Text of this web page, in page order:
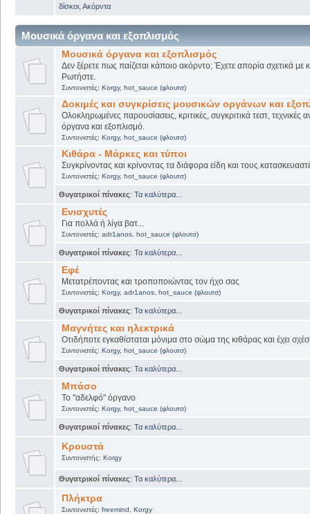
δίσκοι Ακόρντα
Μουσικά όργανα και εξοπλισμός
Μουσικά όργανα και εξοπλισμός
Δεν ξέρετε πως παίζεται κάποιο ακόρντο; Έχετε απορία σχετικά
Ρωτήστε.
Συντονιστές: Korgy, hot_sauce (φλουτσ)
Δοκιμές και συγκρίσεις μουσικών οργάνων και
Ολοκληρωμένες παρουσίασεις, κριτικές, συγκριτικά τεστ, τεχνικές
όργανα και εξοπλισμό.
Συντονιστές: Korgy, hot_sauce (φλουτσ)
Κιθάρα - Μάρκες και τύποι
Συγκρίνοντας και κρίνοντας τα διάφορα είδη και τους
Συντονιστές: Korgy, hot_sauce (φλουτσ)
Θυγατρικοί πίνακες: Τα καλύτερα...
Ενισχυτές
Για πολλά ή λίγα βατ...
Συντονιστές: adr1anos, hot_sauce (φλουτσ)
Θυγατρικοί πίνακες: Τα καλύτερα...
Εφέ
Μετατρέποντας και τροποποιώντας τον ήχο σας
Συντονιστές: Korgy, adr1anos, hot_sauce (φλουτσ)
Θυγατρικοί πίνακες: Τα καλύτερα...
Μαγνήτες και ηλεκτρικά
Οτιδήποτε εγκαθίσταται μόνιμα στο σώμα της κιθάρας και έχει
Συντονιστές: Korgy, hot_sauce (φλουτσ)
Θυγατρικοί πίνακες: Τα καλύτερα...
Μπάσο
Το "αδελφό" όργανο
Συντονιστές: Korgy, hot_sauce (φλουτσ)
Θυγατρικοί πίνακες: Τα καλύτερα...
Κρουστά
Συντονιστής: Korgy
Θυγατρικοί πίνακες: Τα καλύτερα...
Πλήκτρα
Συντονιστές: freemind Korgy